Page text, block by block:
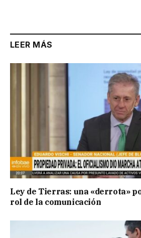
LEER MÁS
Ley de Tierras: una «derrota»
rol de la comunicación